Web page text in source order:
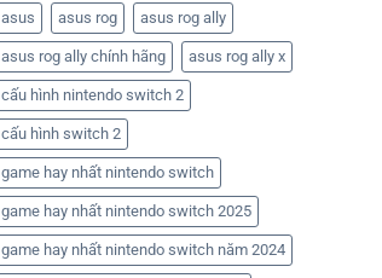
asus asus rog asus rog ally
asus rog ally chính hãng asus rog ally x
cấu hình nintendo switch 2
cấu hình switch 2
game hay nhất nintendo switch
game hay nhất nintendo switch 2025
game hay nhất nintendo switch năm 2024